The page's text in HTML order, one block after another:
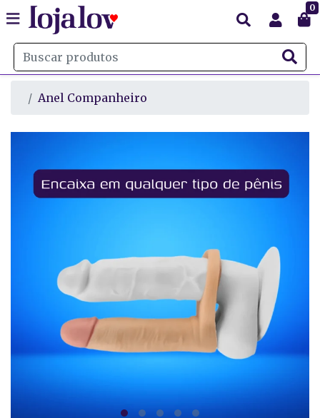
0
Anel Companheiro